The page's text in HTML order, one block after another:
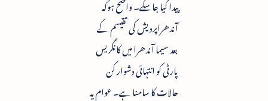
پیدا کیا جاسکے۔ واضح ہوکہ
آندھراپردیش کی تقیسم کے
بعد سیما آندھرا میں کانگریس
پارٹی کو انتہائی دشوار کن
حالات کا سامنا ہے۔ عوام یہ